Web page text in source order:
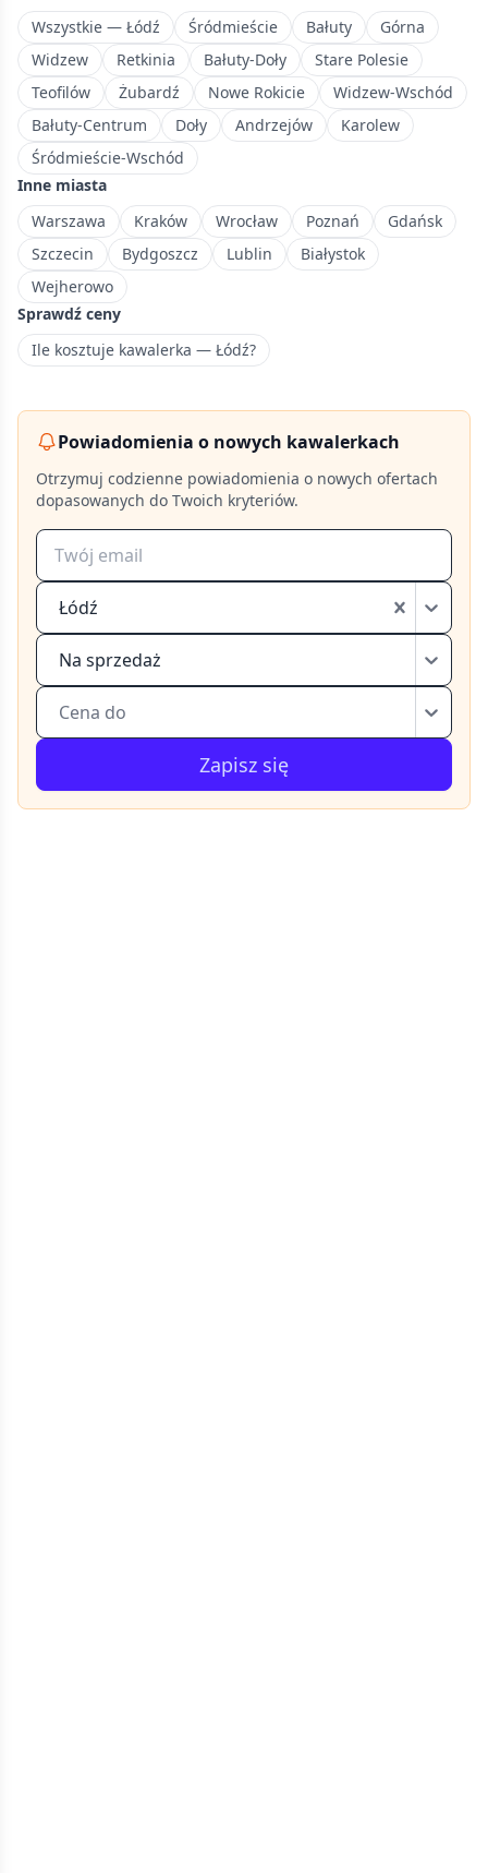
Wszystkie — Łódź
Śródmieście Bałuty
Górna
Widzew
Retkinia Bałuty-Doły
Stare Polesie
Teofilów
Żubardź Nowe Rokicie
Widzew-Wschód
Bałuty-Centrum
Doły Andrzejów
Karolew
Śródmieście-Wschód
Inne miasta
Warszawa
Kraków Wrocław Poznań
Gdańsk
Szczecin
Bydgoszcz Lublin
Białystok
Wejherowo
Sprawdź ceny
Ile kosztuje kawalerka — Łódź?
Powiadomienia o nowych kawalerkach
Otrzymuj codzienne powiadomienia o nowych ofertach
dopasowanych do Twoich kryteriów.
Łódź
Na sprzedaż
Cena do
Zapisz się